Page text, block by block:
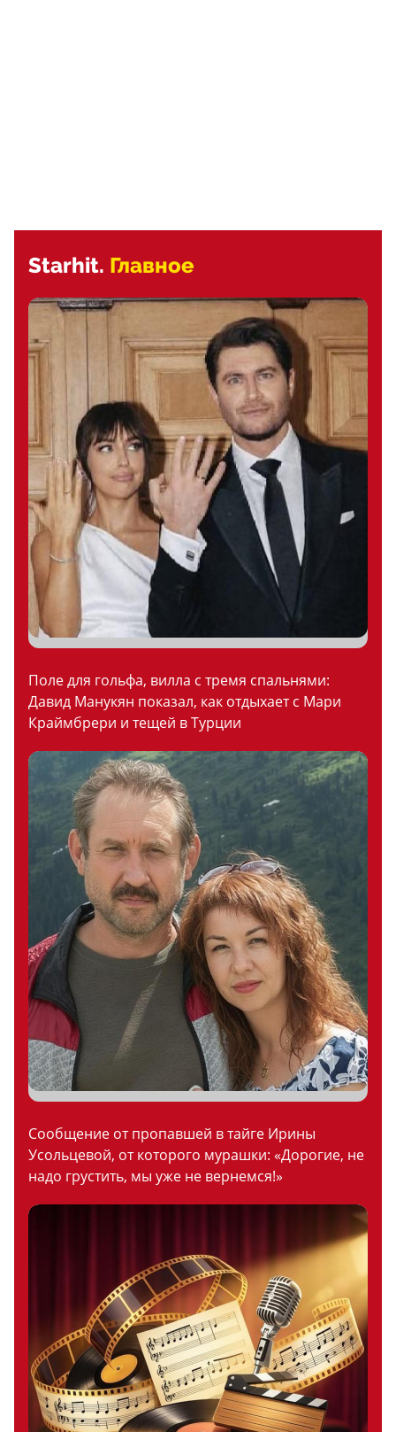
Starhit. Главное
Поле для гольфа, вилла с тремя спальнями:
Давид Манукян показал, как отдыхает с Мари
Краймбрери и тещей в Турции
Сообщение от пропавшей в тайге Ирины
Усольцевой, от которого мурашки: «Дорогие, не
надо грустить, мы уже не вернемся!»